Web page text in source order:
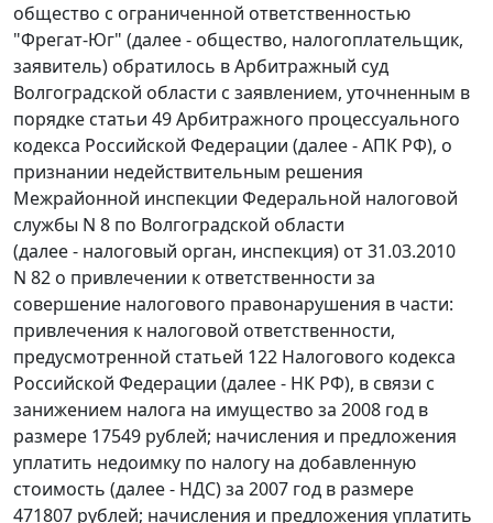
общество с ограниченной ответственностью
"Фрегат-Юг" (далее - общество, налогоплательщик,
заявитель) обратилось в Арбитражный суд
Волгоградской области с заявлением, уточненным в
порядке статьи 49Арбитражного процессуального
кодекса Российской Федерации (далее - АПК РФ), о
признании недействительным решения
Межрайонной инспекции Федеральной налоговой
службы N 8 по Волгоградской области
(далее - налоговый орган, инспекция) от 31.03.2010
N 82 о привлечении к ответственности за
совершение налогового правонарушения в части:
привлечения к налоговой ответственности,
предусмотренной статьей 122 Налогового кодекса
Российской Федерации (далее - НК РФ), в связи с
занижением налога на имущество за 2008 год в
размере 17549 рублей; начисления и предложения
уплатить недоимку по налогу на добавленную
стоимость (далее - НДС) за 2007 год в размере
471807 рублей; начисления и предложения уплатить